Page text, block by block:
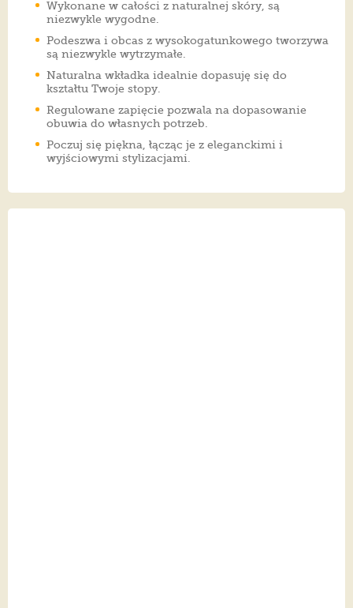
Wykonane w całości z naturalnej skóry, są
niezwykle wygodne.
Podeszwa i obcas z wysokogatunkowego tworzywa
są niezwykle wytrzymałe.
Naturalna wkładka idealnie dopasuję się do
kształtu Twoje stopy.
Regulowane zapięcie pozwala na dopasowanie
obuwia do własnych potrzeb.
Poczuj się piękna, łącząc je z eleganckimi i
wyjściowymi stylizacjami.